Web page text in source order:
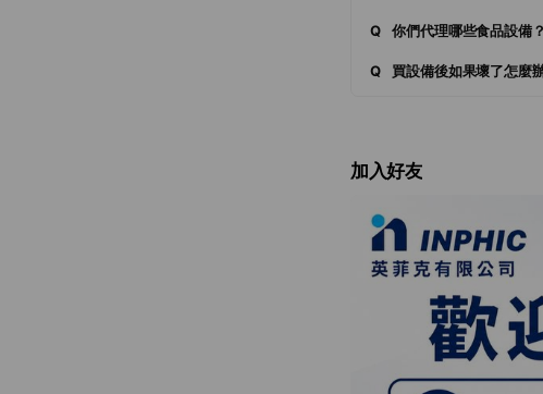
Q 你們代理哪些食品設備？
Q 買設備後如果壞了怎麼
加入好友